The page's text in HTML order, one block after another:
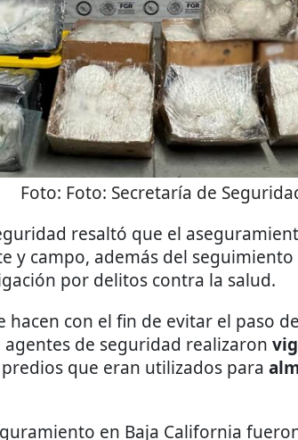
Foto: Foto: Secretaría de
resaltó que el
y campo, además del
por delitos contra la salud.
hacen con el fin de evitar el paso
de seguridad realizaron
que eran utilizados para
en Baja California